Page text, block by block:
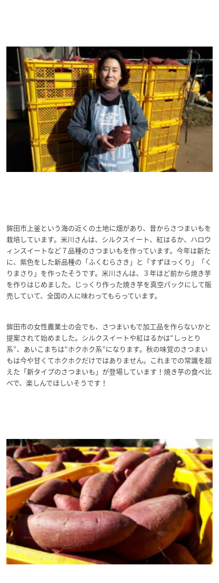
鉾田市上釜という海の近くの土地に畑があり、昔からさつまいもを
栽培しています。米川さんは、シルクスイート、紅はるか、ハロウ
ィンスイートなど７品種のさつまいもを作っています。今年は新た
に、紫色をした新品種の「ふくむらさき」と「すずほっくり」「く
りまさり」を作ったそうです。米川さんは、３年ほど前から焼き芋
を作りはじめました。じっくり作った焼き芋を真空パックにして販
売していて、全国の人に味わってもらっています。
鉾田市の女性農業士の会でも、さつまいもで加工品を作らないかと
提案されて始めました。シルクスイートや紅はるかは“しっとり
系”、あいこまちは“ホクホク系”になります。秋の味覚のさつまい
もは今や甘くてホクホクだけではありません。これまでの常識を超
えた「新タイプのさつまいも」が登場しています！焼き芋の食べ比
べで、楽しんでほしいそうです！